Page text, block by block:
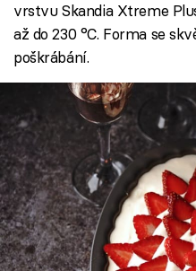
vrstvu Skandia Xtreme
až do 230 °C. Forma se
poškrábání.